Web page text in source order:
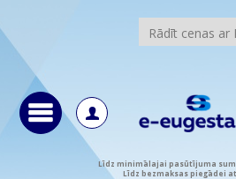
Līdz minimālajai pasūtījuma
Līdz bezmaksas piegādei